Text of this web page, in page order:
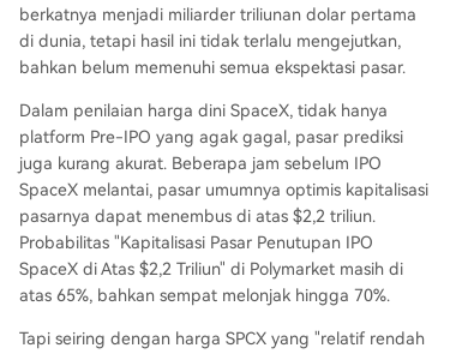
berkatnya menjadi miliarder triliunan dolar pertama
di dunia, tetapi hasil ini tidak terlalu mengejutkan,
bahkan belum memenuhi semua ekspektasi pasar.
Dalam penilaian harga dini SpaceX, tidak hanya
platform Pre-IPO yang agak gagal, pasar prediksi
juga kurang akurat. Beberapa jam sebelum IPO
SpaceX melantai, pasar umumnya optimis kapitalisasi
pasarnya dapat menembus di atas $2,2 triliun.
Probabilitas "Kapitalisasi Pasar Penutupan IPO
SpaceX di Atas $2,2 Triliun" di Polymarket masih di
atas 65%, bahkan sempat melonjak hingga 70%.
Tapi seiring dengan harga SPCX yang "relatif rendah